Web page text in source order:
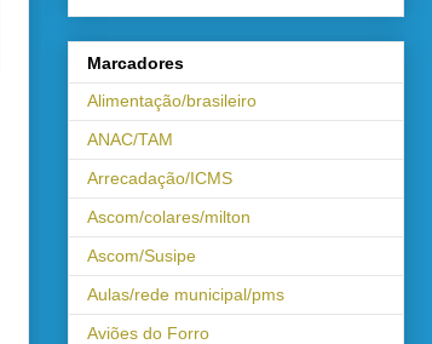
Marcadores
Alimentação/brasileiro
ANAC/TAM
Arrecadação/ICMS
Ascom/colares/milton
Ascom/Susipe
Aulas/rede municipal/pms
Aviões do Forro